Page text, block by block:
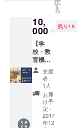
※クレ
ジット
を希望
しない
方はご
連絡く
ださい
・あな
たに1冊
本が届
く！ ・
ゲスト
ハウス
waya or
択
す
る
10,
000 円
残り19
【学
校・教
育機関
向け】
・
CAMPF
IREのプ
ロジェ
クト
ページ
に学校
支援
者：
1人
お届
け予
定：
2017
年12